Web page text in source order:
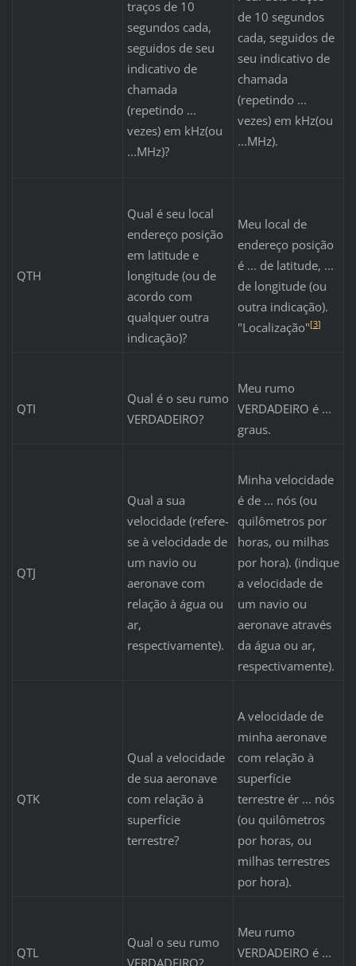
traços de 10
segundos cada,
seguidos de seu
indicativo de
chamada
(repetindo ...
vezes) em kHz(ou
...MHz)?
de 10 segundos
cada, seguidos de
seu indicativo de
chamada
(repetindo ...
vezes) em kHz(ou
...MHz).
QTH
Qual é seu local
endereço posição
em latitude e
longitude (ou de
acordo com
qualquer outra
indicação)?
Meu local de
endereço posição
é ... de latitude, ...
de longitude (ou
outra indicação).
"Localização"[3]
QTI
Qual é o seu rumo
VERDADEIRO?
Meu rumo
VERDADEIRO é ...
graus.
QTJ
Qual a sua
velocidade (refere-
se à velocidade de
um navio ou
aeronave com
relação à água ou
ar,
respectivamente).
Minha velocidade
é de ... nós (ou
quilômetros por
horas, ou milhas
por hora). (indique
a velocidade de
um navio ou
aeronave através
da água ou ar,
respectivamente).
QTK
Qual a velocidade
de sua aeronave
com relação à
superfície
terrestre?
A velocidade de
minha aeronave
com relação à
superfície
terrestre ér ... nós
(ou quilômetros
por horas, ou
milhas terrestres
por hora).
QTL
Qual o seu rumo
VERDADEIRO?
Meu rumo
VERDADEIRO é ...